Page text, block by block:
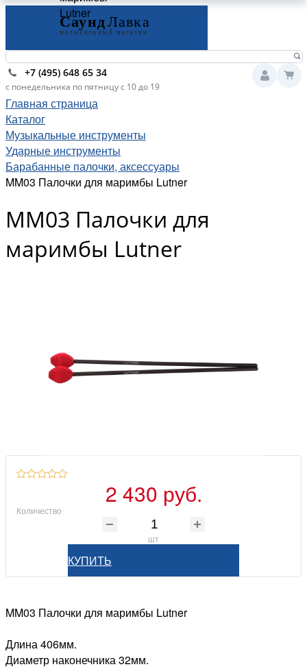
+7 (495) 648 65 34
с понедельника по пятницу с 10 до 19
Главная страница
Каталог
Музыкальные инструменты
Ударные инструменты
Барабанные палочки, аксессуары
MM03 Палочки для маримбы Lutner
MM03 Палочки для
маримбы Lutner
2 430 руб.
Количество
шт
КУПИТЬ
MM03 Палочки для маримбы Lutner
Длина 406мм.
Диаметр наконечника 32мм.
Lutner